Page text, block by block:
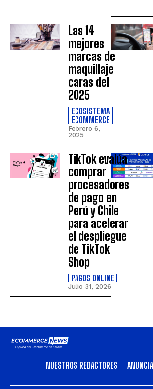
Las 14
mejores
marcas de
maquillaje
caras del
2025
ECOSISTEMA
ECOMMERCE
Febrero 6,
2025
TikTok evalúa
comprar
procesadores
de pago en
Perú y Chile
para acelerar
el despliegue
de TikTok
Shop
PAGOS ONLINE
Julio 31, 2026
NUESTROS REDACTORES